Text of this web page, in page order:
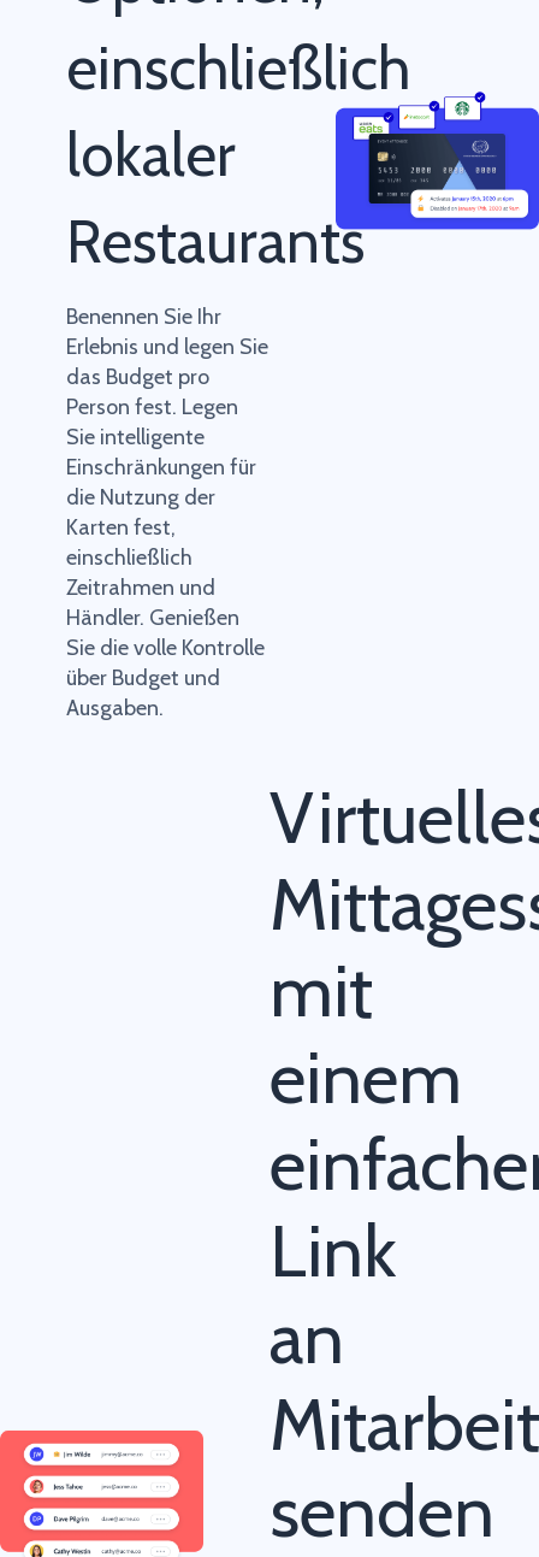
einschließlich
lokaler
Restaurants
Benennen Sie Ihr
Erlebnis und legen Sie
das Budget pro
Person fest. Legen
Sie intelligente
Einschränkungen für
die Nutzung der
Karten fest,
einschließlich
Zeitrahmen und
Händler. Genießen
Sie die volle Kontrolle
über Budget und
Ausgaben.
mit
einem
Link
an
senden